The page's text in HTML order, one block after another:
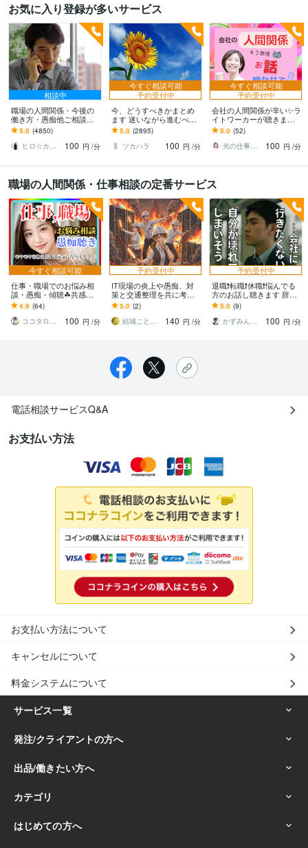
お気に入り登録が多いサービス
相談中
職場の人間関係・今後の
働き方・愚痴他ご相談承
ります お金に関する悩
み・転職・職場の悩みな
どお伺い致します
5.0 (4850)
ヒロ☆カウンセリング＆コンサルティング
100 円 /分
今すぐ相談可能
予約受付中
今、どうすべきかまとめ
ます 迷いながら進むべき
道を探している方へ
5.0 (2895)
ツカハラ
100 円 /分
今すぐ相談可能
予約受付中
会社の人間関係が辛い✨️ラ
イトワーカーが聴きます
パワハラ上司・意地悪な
同僚・仲間外れ・無視・
無関心・いじめ
5.0 (52)
光の仕事人＠SACHIKO
100 円 /分
職場の人間関係・仕事相談の定番サービス
今すぐ相談可能
仕事・職場でのお悩み相
談・愚痴・傾聴☘共感し
ます ハラスメント・モラ
ハラ ・パワハラ・セクハ
ラ・マウント・嫉妬
4.9 (64)
ココタロウ☆メンタルレリーブ
100 円 /分
予約受付中
IT現場の炎上や愚痴、対
策と交通整理を共に考え
ます PMO歴20年のプロが
伴走。今夜の不安を明日
の対策に変えます
5.0 (2)
結城ことは｜3千人の人生を整えた縁側相談
140 円 /分
予約受付中
退職❗️転職❗️休職❗️悩んでる
方のお話し聴きます 辞め
たいのに辞められない、
退職代行の前に気持ち整
理しましょう
5.0 (9)
かずみん＠人生のモヤモヤ解消アドバイザー
100 円 /分
電話相談サービスQ&A
お支払い方法
お支払い方法について
キャンセルについて
料金システムについて